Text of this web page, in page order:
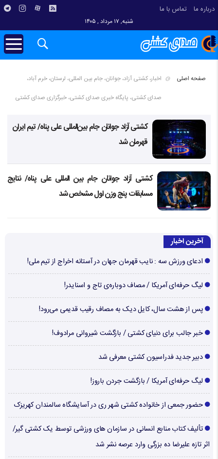
درباره ما تماس با ما
شنبه, ۱۷ مرداد , ۱۴۰۵
صفحه اصلی
اخبار، کشتی آزاد، جوانان، جام بین المللی، لرستان، خرم آباد،
صدای کشتی، پایگاه خبری صدای کشتی، خبرگزاری صدای کشتی
کشتی آزاد جوانان جام بین‌المللی علی پناه/ تیم ایران
قهرمان شد
کشتی آزاد جوانان جام بین المللی علی پناه/ نتایج
مسابقات پنج وزن اول مشخص شد
آخرین اخبار
ادعای ورزش سه : نایب قهرمان جهان در آستانه اخراج از تیم ملی!
لیگ حرفه‌ای آمریکا / مصاف دوباره‌ی تاج و اسنایدر!
پس از هشت سال، کایل دیک به مصاف رقیب قدیمی می‌رود!
خبر جالب برای دنیای کشتی / بازگشت شیروانی مرادوف!
دبیر جدید فدراسیون کشتی معرفی شد
لیگ حرفه‌ای آمریکا / بازگشت جردن باروز!
حضور جمعی از خانواده کشتی شهر ری در آسایشگاه سالمندان کهریزک
تألیف کتاب منابع انسانی در سازمان های ورزشی توسط یک کشتی گیر/
اثر تازه علیرضا ده بزرگی وارد عرصه نشر شد